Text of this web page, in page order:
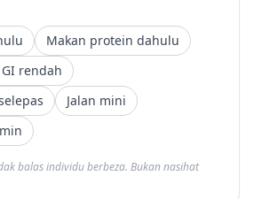
Makan protein dahulu
rendah
Jalan mini
balas individu berbeza. Bukan nasihat